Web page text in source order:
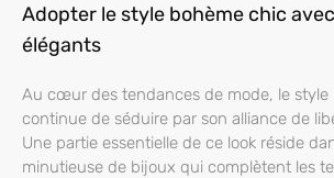
Adopter le style bohème chic
élégants
Au cœur des tendances de mode, le style
continue de séduire par son alliance de
Une partie essentielle de ce look réside
minutieuse de bijoux qui complètent les